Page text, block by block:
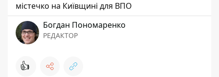
містечко на Київщині для ВПО
Богдан Пономаренко
РЕДАКТОР
👍